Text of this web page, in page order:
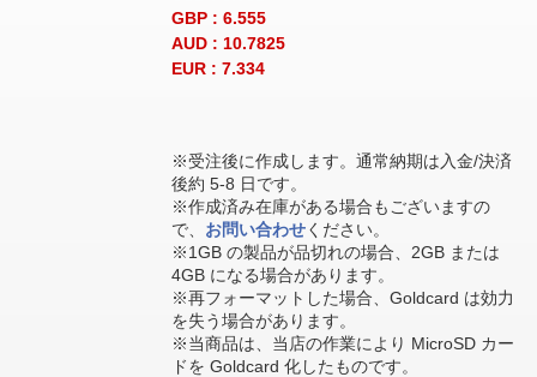
GBP : 6.555
AUD : 10.7825
EUR : 7.334
※受注後に作成します。通常納期は入金/決済
後約 5-8 日です。
※作成済み在庫がある場合もございますの
で、 お問い合わせください。
※1GB の製品が品切れの場合、2GB または
4GB になる場合があります。
※再フォーマットした場合、Goldcard は効力
を失う場合があります。
※当商品は、当店の作業により MicroSD カー
ドを Goldcard 化したものです。